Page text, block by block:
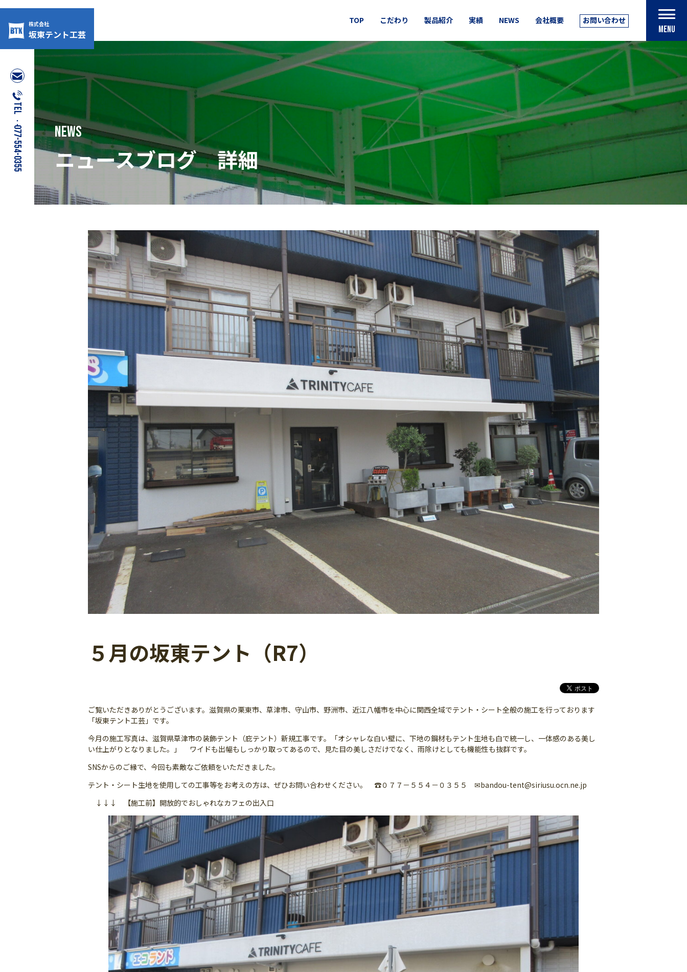
content
株式会社
坂東テント工芸
TOP こだわり 製品紹介 実績 NEWS 会社概要 お問い合わせ
MENU
NEWS
ニュースブログ 詳細
TEL：077-554-0355
５月の坂東テント（R7）
ご覧いただきありがとうございます。滋賀県の栗東市、草津市、守山市、野洲市、近江八幡市を中心に関西全域でテント・シート全般の施工を行っております
「坂東テント工芸」です。
今月の施工写真は、滋賀県草津市の装飾テント（庇テント）新規工事です。「オシャレな白い壁に、下地の鋼材もテント生地も白で統一し、一体感のある美し
い仕上がりとなりました。」 ワイドも出幅もしっかり取ってあるので、見た目の美しさだけでなく、雨除けとしても機能性も抜群です。
SNSからのご縁で、今回も素敵なご依頼をいただきました。
テント・シート生地を使用しての工事等をお考えの方は、ぜひお問い合わせください。 ☎０７７－５５４－０３５５ ✉bandou-tent@siriusu.ocn.ne.jp
↓↓↓ 【施工前】開放的でおしゃれなカフェの出入口